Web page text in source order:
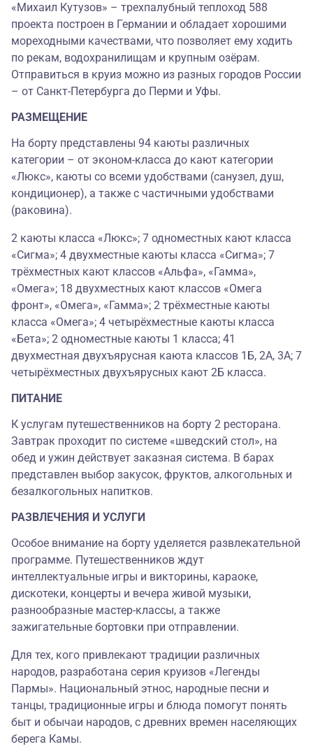
«Михаил Кутузов» – трехпалубный теплоход 588
проекта построен в Германии и обладает хорошими
мореходными качествами, что позволяет ему ходить
по рекам, водохранилищам и крупным озёрам.
Отправиться в круиз можно из разных городов России
– от Санкт-Петербурга до Перми и Уфы.
РАЗМЕЩЕНИЕ
На борту представлены 94 каюты различных
категории – от эконом-класса до кают категории
«Люкс», каюты со всеми удобствами (санузел, душ,
кондиционер), а также с частичными удобствами
(раковина).
2 каюты класса «Люкс»; 7 одноместных кают класса
«Сигма»; 4 двухместные каюты класса «Сигма»; 7
трёхместных кают классов «Альфа», «Гамма»,
«Омега»; 18 двухместных кают классов «Омега
фронт», «Омега», «Гамма»; 2 трёхместные каюты
класса «Омега»; 4 четырёхместные каюты класса
«Бета»; 2 одноместные каюты 1 класса; 41
двухместная двухъярусная каюта классов 1Б, 2А, 3А; 7
четырёхместных двухъярусных кают 2Б класса.
ПИТАНИЕ
К услугам путешественников на борту 2 ресторана.
Завтрак проходит по системе «шведский стол», на
обед и ужин действует заказная система. В барах
представлен выбор закусок, фруктов, алкогольных и
безалкогольных напитков.
РАЗВЛЕЧЕНИЯ И УСЛУГИ
Особое внимание на борту уделяется развлекательной
программе. Путешественников ждут
интеллектуальные игры и викторины, караоке,
дискотеки, концерты и вечера живой музыки,
разнообразные мастер-классы, а также
зажигательные бортовки при отправлении.
Для тех, кого привлекают традиции различных
народов, разработана серия круизов «Легенды
Пармы». Национальный этнос, народные песни и
танцы, традиционные игры и блюда помогут понять
быт и обычаи народов, с древних времен населяющих
берега Камы.